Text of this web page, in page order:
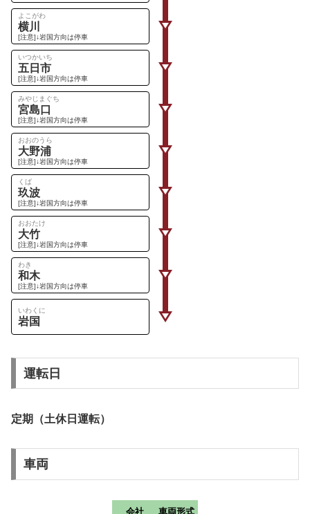
よこがわ
横川
[注意]↓岩国方向は停車
いつかいち
五日市
[注意]↓岩国方向は停車
みやじまぐち
宮島口
[注意]↓岩国方向は停車
おおのうら
大野浦
[注意]↓岩国方向は停車
くば
玖波
[注意]↓岩国方向は停車
おおたけ
大竹
[注意]↓岩国方向は停車
わき
和木
[注意]↓岩国方向は停車
いわくに
岩国
運転日
定期（土休日運転）
車両
会社 車両形式